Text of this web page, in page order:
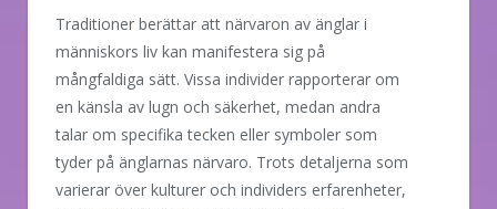
Traditioner berättar att närvaron av änglar i
människors liv kan manifestera sig på
mångfaldiga sätt. Vissa individer rapporterar om
en känsla av lugn och säkerhet, medan andra
talar om specifika tecken eller symboler som
tyder på änglarnas närvaro. Trots detaljerna som
varierar över kulturer och individers erfarenheter,